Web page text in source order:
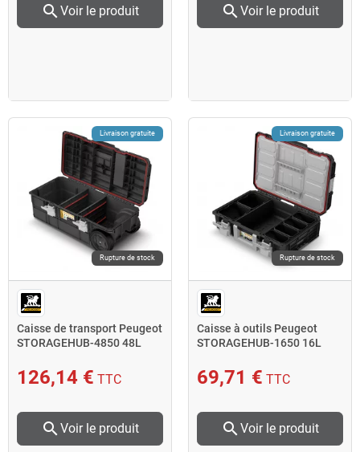
search Voir le produit search Voir le produit
Livraison gratuite
Rupture de stock
Caisse de transport Peugeot
STORAGEHUB-4850 48L
126,14 € TTC
search Voir le produit
Livraison gratuite
Rupture de stock
Caisse à outils Peugeot
STORAGEHUB-1650 16L
69,71 € TTC
search Voir le produit